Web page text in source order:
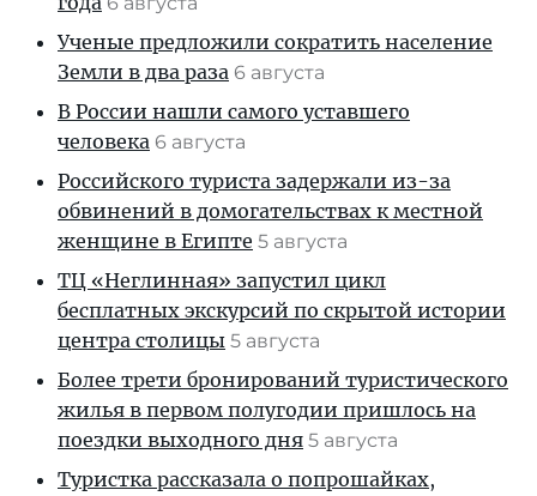
Ученые предложили сократить население
Земли в два раза 6 августа
В России нашли самого уставшего
человека 6 августа
Российского туриста задержали из-за
обвинений в домогательствах к местной
женщине в Египте 5 августа
ТЦ «Неглинная» запустил цикл
бесплатных экскурсий по скрытой истории
центра столицы 5 августа
Более трети бронирований туристического
жилья в первом полугодии пришлось на
поездки выходного дня 5 августа
Туристка рассказала о попрошайках,